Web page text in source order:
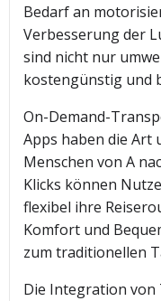
Bedarf an
Verbesserung der
sind nicht nur
kostengünstig und
On-Demand-
Apps haben die Art
Menschen von A
Klicks können
flexibel ihre
Komfort und
zum traditionellen
Die Integration von